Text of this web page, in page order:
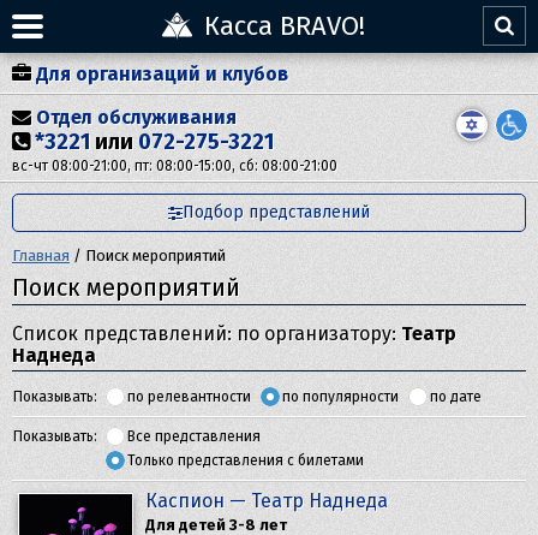
Касса BRAVO!
Для организаций и клубов
Отдел обслуживания
*3221 или 072-275-3221
вс-чт 08:00-21:00, пт: 08:00-15:00, сб: 08:00-21:00
Подбор представлений
Главная / Поиск мероприятий
Поиск мероприятий
Список представлений: по организатору: Театр
Наднеда
Показывать: по релевантности по популярности по дате
Показывать:
Все представления
Только представления с билетами
Каспион — Театр Наднеда
Для детей 3-8 лет